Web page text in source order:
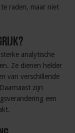
raden, maar niet
analytische
Ze dienen helder
van verschillende
zijn
een